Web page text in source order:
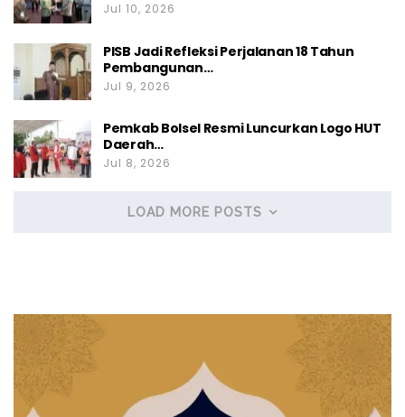
Jul 10, 2026
PISB Jadi Refleksi Perjalanan 18 Tahun
Pembangunan…
Jul 9, 2026
Pemkab Bolsel Resmi Luncurkan Logo HUT
Daerah…
Jul 8, 2026
LOAD MORE POSTS